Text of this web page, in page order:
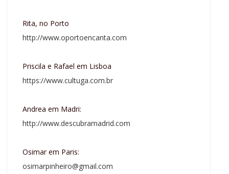
Rita, no Porto
http://www.oportoencanta.com
Priscila e Rafael em Lisboa
https://www.cultuga.com.br
Andrea em Madri:
http://www.descubramadrid.com
Osimar em Paris:
osimarpinheiro@gmail.com